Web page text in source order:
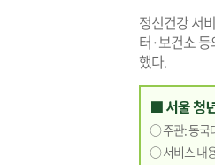
정신건강 서
터·보건소
했다.
■ 서울 청
○ 주관: 동국
○ 서비스 내